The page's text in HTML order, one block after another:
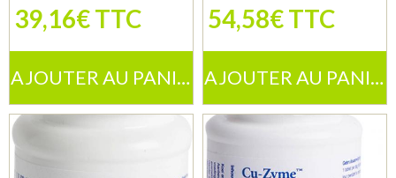
39,16€ TTC
AJOUTER AU PANIER
54,58€ TTC
AJOUTER AU PANIER